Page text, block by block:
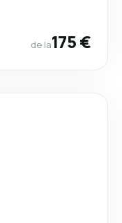
de la175 €